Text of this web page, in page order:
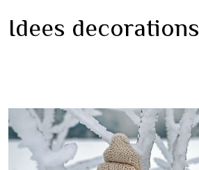
Idees decorations